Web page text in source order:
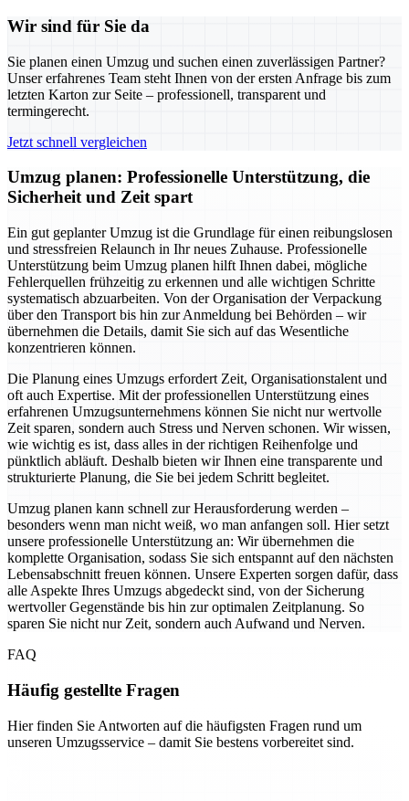
Wir sind für Sie da
Sie planen einen Umzug und suchen einen zuverlässigen Partner?
Unser erfahrenes Team steht Ihnen von der ersten Anfrage bis zum
letzten Karton zur Seite – professionell, transparent und
termingerecht.
Jetzt schnell vergleichen
Umzug planen: Professionelle Unterstützung, die
Sicherheit und Zeit spart
Ein gut geplanter Umzug ist die Grundlage für einen reibungslosen
und stressfreien Relaunch in Ihr neues Zuhause. Professionelle
Unterstützung beim Umzug planen hilft Ihnen dabei, mögliche
Fehlerquellen frühzeitig zu erkennen und alle wichtigen Schritte
systematisch abzuarbeiten. Von der Organisation der Verpackung
über den Transport bis hin zur Anmeldung bei Behörden – wir
übernehmen die Details, damit Sie sich auf das Wesentliche
konzentrieren können.
Die Planung eines Umzugs erfordert Zeit, Organisationstalent und
oft auch Expertise. Mit der professionellen Unterstützung eines
erfahrenen Umzugsunternehmens können Sie nicht nur wertvolle
Zeit sparen, sondern auch Stress und Nerven schonen. Wir wissen,
wie wichtig es ist, dass alles in der richtigen Reihenfolge und
pünktlich abläuft. Deshalb bieten wir Ihnen eine transparente und
strukturierte Planung, die Sie bei jedem Schritt begleitet.
Umzug planen kann schnell zur Herausforderung werden –
besonders wenn man nicht weiß, wo man anfangen soll. Hier setzt
unsere professionelle Unterstützung an: Wir übernehmen die
komplette Organisation, sodass Sie sich entspannt auf den nächsten
Lebensabschnitt freuen können. Unsere Experten sorgen dafür, dass
alle Aspekte Ihres Umzugs abgedeckt sind, von der Sicherung
wertvoller Gegenstände bis hin zur optimalen Zeitplanung. So
sparen Sie nicht nur Zeit, sondern auch Aufwand und Nerven.
FAQ
Häufig gestellte Fragen
Hier finden Sie Antworten auf die häufigsten Fragen rund um
unseren Umzugsservice – damit Sie bestens vorbereitet sind.